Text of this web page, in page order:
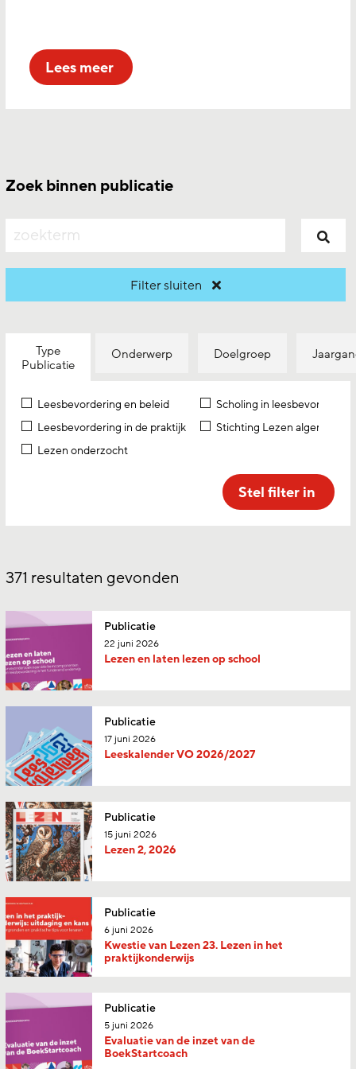
lees meer
Zoek binnen publicatie
Filter sluiten
zoeken
Type
Publicatie
Onderwerp Doelgroep
Leesbevordering en beleid
Leesbevordering in de praktijk
Lezen onderzocht
Scholing in leesbevordering
Stichting Lezen algemeen
Stel filter in
371 resultaten gevonden
Publicatie
22 juni 2026
Lezen en laten lezen op school
Publicatie
17 juni 2026
Leeskalender VO 2026/2027
Publicatie
15 juni 2026
Lezen 2, 2026
Publicatie
6 juni 2026
Kwestie van Lezen 23. Lezen in het
praktijkonderwijs
Publicatie
5 juni 2026
Evaluatie van de inzet van de
BoekStartcoach